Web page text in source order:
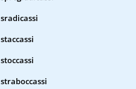
sradicassi
staccassi
stoccassi
straboccassi